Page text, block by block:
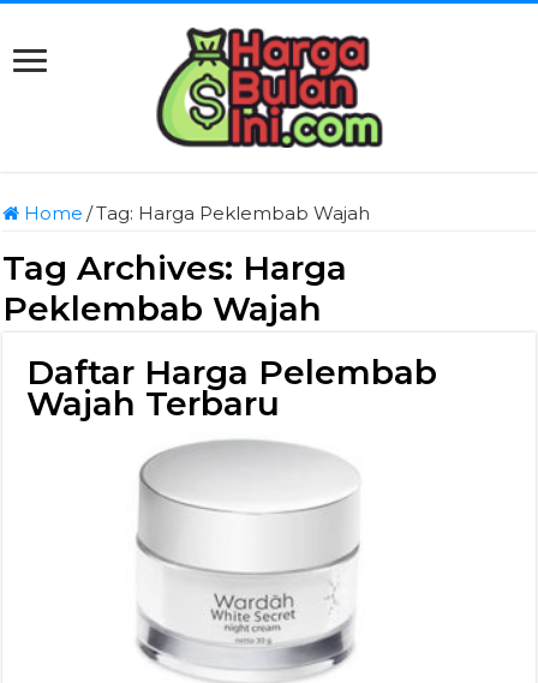
Home /Tag: Harga Peklembab Wajah
Tag Archives: Harga
Peklembab Wajah
Daftar Harga Pelembab
Wajah Terbaru